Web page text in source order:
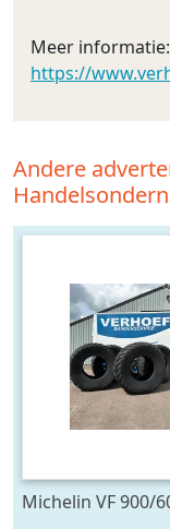
Meer informatie:
https://
Andere
Michelin VF 900/